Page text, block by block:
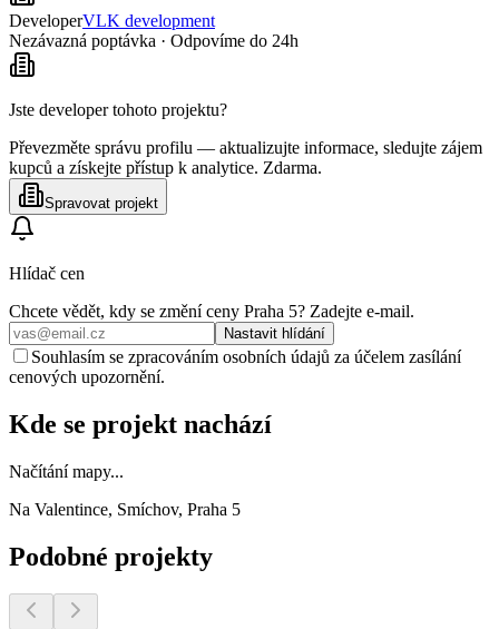
DeveloperVLK development
Nezávazná poptávka · Odpovíme do 24h
Jste developer tohoto projektu?
Převezměte správu profilu — aktualizujte informace, sledujte zájem
kupců a získejte přístup k analytice. Zdarma.
Spravovat projekt
Hlídač cen
Chcete vědět, kdy se změní ceny Praha 5? Zadejte e‑mail.
Nastavit hlídání
Souhlasím se zpracováním osobních údajů za účelem zasílání
cenových upozornění.
Kde se projekt nachází
Načítání mapy...
Na Valentince, Smíchov, Praha 5
Podobné projekty